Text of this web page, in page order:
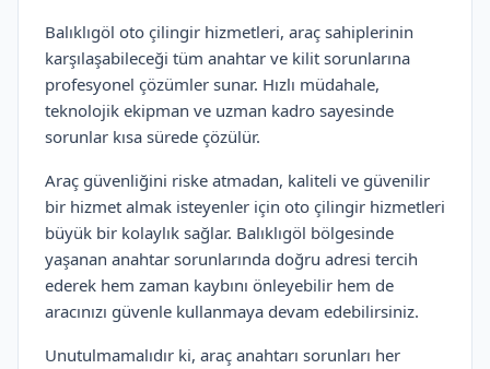
Balıklıgöl oto çilingir hizmetleri, araç sahiplerinin
karşılaşabileceği tüm anahtar ve kilit sorunlarına
profesyonel çözümler sunar. Hızlı müdahale,
teknolojik ekipman ve uzman kadro sayesinde
sorunlar kısa sürede çözülür.
Araç güvenliğini riske atmadan, kaliteli ve güvenilir
bir hizmet almak isteyenler için oto çilingir hizmetleri
büyük bir kolaylık sağlar. Balıklıgöl bölgesinde
yaşanan anahtar sorunlarında doğru adresi tercih
ederek hem zaman kaybını önleyebilir hem de
aracınızı güvenle kullanmaya devam edebilirsiniz.
Unutulmamalıdır ki, araç anahtarı sorunları her